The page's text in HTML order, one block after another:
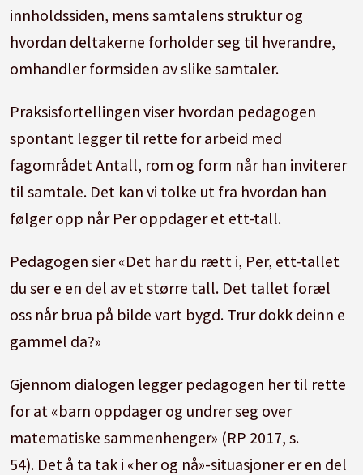
innholdssiden, mens samtalens struktur og
hvordan deltakerne forholder seg til hverandre,
omhandler formsiden av slike samtaler.
Praksisfortellingen viser hvordan pedagogen
spontant legger til rette for arbeid med
fagområdet Antall, rom og form når han inviterer
til samtale. Det kan vi tolke ut fra hvordan han
følger opp når Per oppdager et ett-tall.
Pedagogen sier «Det har du rætt i, Per, ett-tallet
du ser e en del av et større tall. Det tallet foræl
oss når brua på bilde vart bygd. Trur dokk deinn e
gammel da?»
Gjennom dialogen legger pedagogen her til rette
for at «barn oppdager og undrer seg over
matematiske sammenhenger» (RP 2017, s.
54). Det å ta tak i «her og nå»-situasjoner er en del